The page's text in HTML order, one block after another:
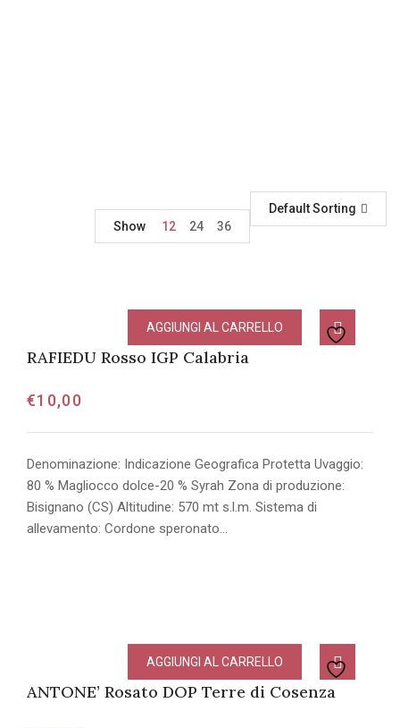
Default Sorting
Show
12 24 36
RAFIEDU Rosso IGP Calabria
€10,00
AGGIUNGI AL CARRELLO
Denominazione: Indicazione Geografica Protetta Uvaggio:
80 % Magliocco dolce-20 % Syrah Zona di produzione:
Bisignano (CS) Altitudine: 570 mt s.l.m. Sistema di
allevamento: Cordone speronato…
ANTONE’ Rosato DOP Terre di Cosenza
AGGIUNGI AL CARRELLO